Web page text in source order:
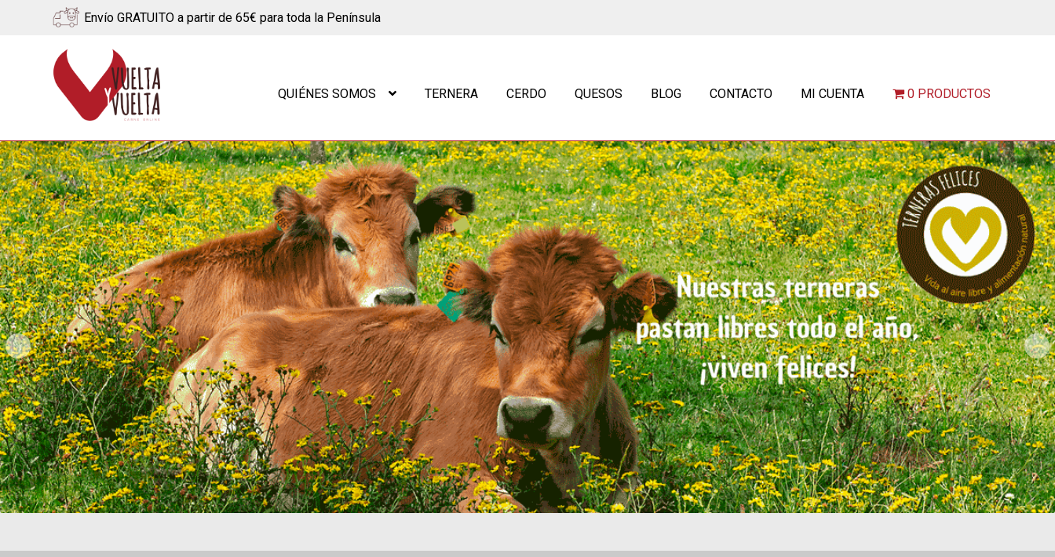
Envío GRATUITO a partir de 65€ para toda la Península
Ir
a
navegación
Ir
al
contenido
QUIÉNES SOMOS TERNERA CERDO QUESOS BLOG CONTACTO MI CUENTA 0 PRODUCTOS